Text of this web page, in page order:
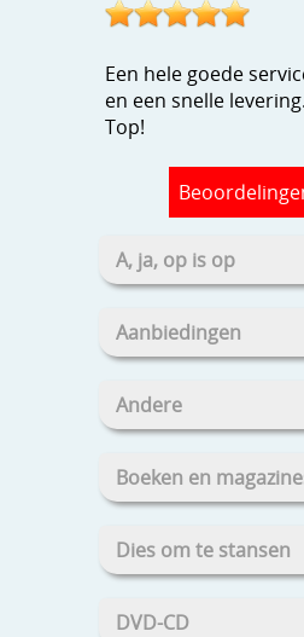
Een hele goede
en een snelle levering.
Top!
A, ja, op is op
Aanbiedingen
Andere
Boeken en
Dies om te stansen
DVD-CD